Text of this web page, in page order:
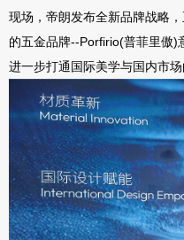
现场，帝朗发布全新品牌战略
的五金品牌--Porfirio(普菲里傲)
进一步打通国际美学与国内市场